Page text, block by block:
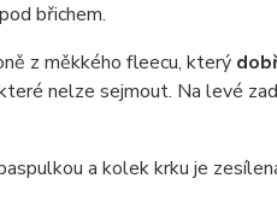
břichem.
z měkkého fleecu, který
nelze sejmout. Na levé
a kolek krku je